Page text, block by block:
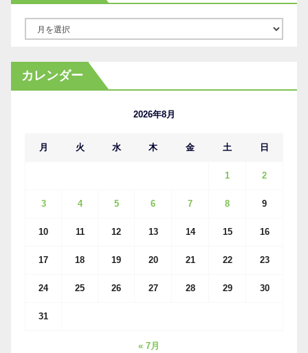
カ
イ
カレンダー
2026年8月
月 火 水 木 金 土 日
1 2
3 4 5 6 7 8 9
10 11 12 13 14 15 16
17 18 19 20 21 22 23
24 25 26 27 28 29 30
31
« 7月